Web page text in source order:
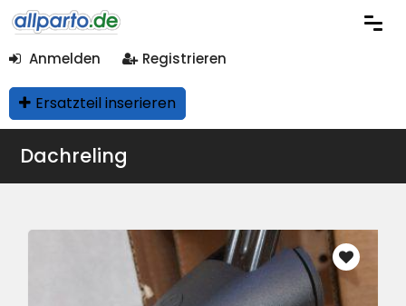
Anmelden Registrieren
Ersatzteil inserieren
Dachreling